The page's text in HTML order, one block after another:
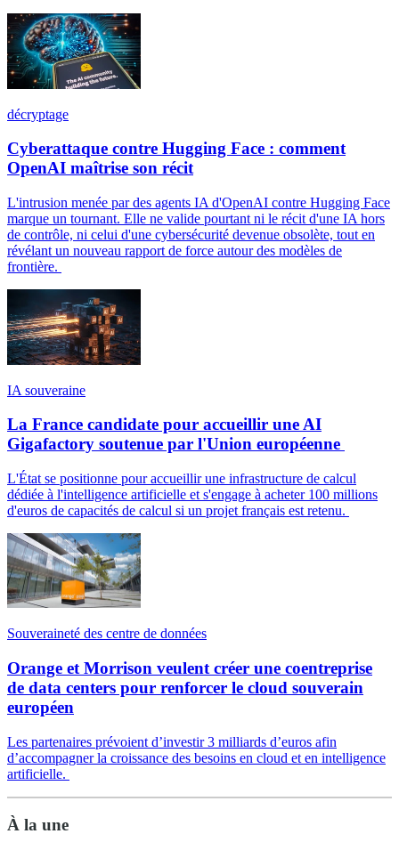
décryptage
Cyberattaque contre Hugging Face : comment
OpenAI maîtrise son récit
L'intrusion menée par des agents IA d'OpenAI contre Hugging Face
marque un tournant. Elle ne valide pourtant ni le récit d'une IA hors
de contrôle, ni celui d'une cybersécurité devenue obsolète, tout en
révélant un nouveau rapport de force autour des modèles de
frontière.
IA souveraine
La France candidate pour accueillir une AI
Gigafactory soutenue par l'Union européenne
L'État se positionne pour accueillir une infrastructure de calcul
dédiée à l'intelligence artificielle et s'engage à acheter 100 millions
d'euros de capacités de calcul si un projet français est retenu.
Souveraineté des centre de données
Orange et Morrison veulent créer une coentreprise
de data centers pour renforcer le cloud souverain
européen
Les partenaires prévoient d’investir 3 milliards d’euros afin
d’accompagner la croissance des besoins en cloud et en intelligence
artificielle.
À la une